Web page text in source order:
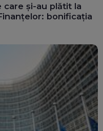
care și-au plătit la
bonificația